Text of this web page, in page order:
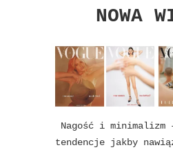
NOWA
Nagość i minimalizm
tendencje jakby